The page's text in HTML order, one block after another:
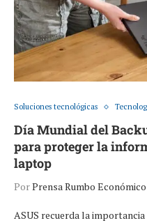
Soluciones tecnológicas
Día Mundial del
para proteger la
laptop
PorPrensa Rumbo Económico
ASUS recuerda la